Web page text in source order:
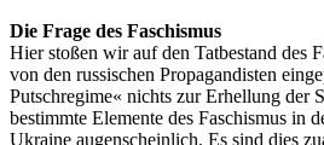
Die Frage des Faschismus
Hier stoßen wir auf den Tatbestand des
von den russischen Propagandisten
Putschregime« nichts zur Erhellung der
bestimmte Elemente des Faschismus in
Ukraine augenscheinlich. Es sind dies